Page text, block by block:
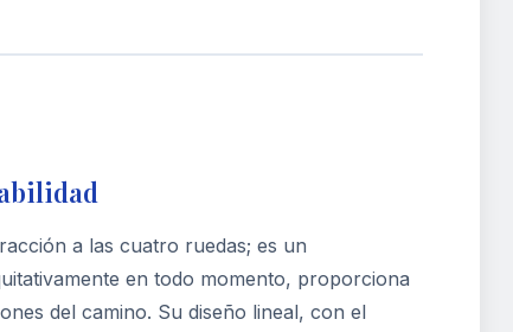
a las cuatro ruedas; es un
en todo momento, proporciona
del camino. Su diseño lineal, con el